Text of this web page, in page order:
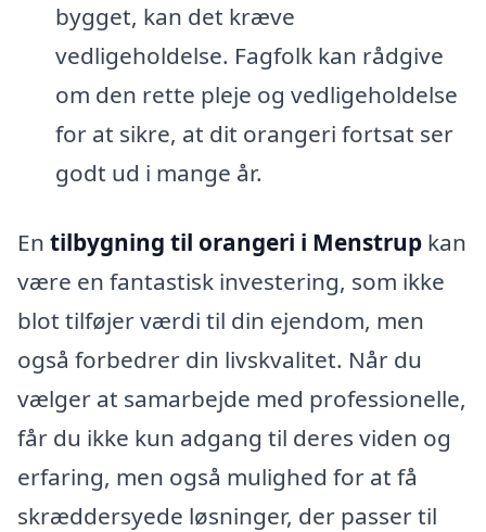
bygget, kan det kræve
vedligeholdelse. Fagfolk kan rådgive
om den rette pleje og vedligeholdelse
for at sikre, at dit orangeri fortsat ser
godt ud i mange år.
En tilbygning til orangeri i Menstrup kan
være en fantastisk investering, som ikke
blot tilføjer værdi til din ejendom, men
også forbedrer din livskvalitet. Når du
vælger at samarbejde med professionelle,
får du ikke kun adgang til deres viden og
erfaring, men også mulighed for at få
skræddersyede løsninger, der passer til